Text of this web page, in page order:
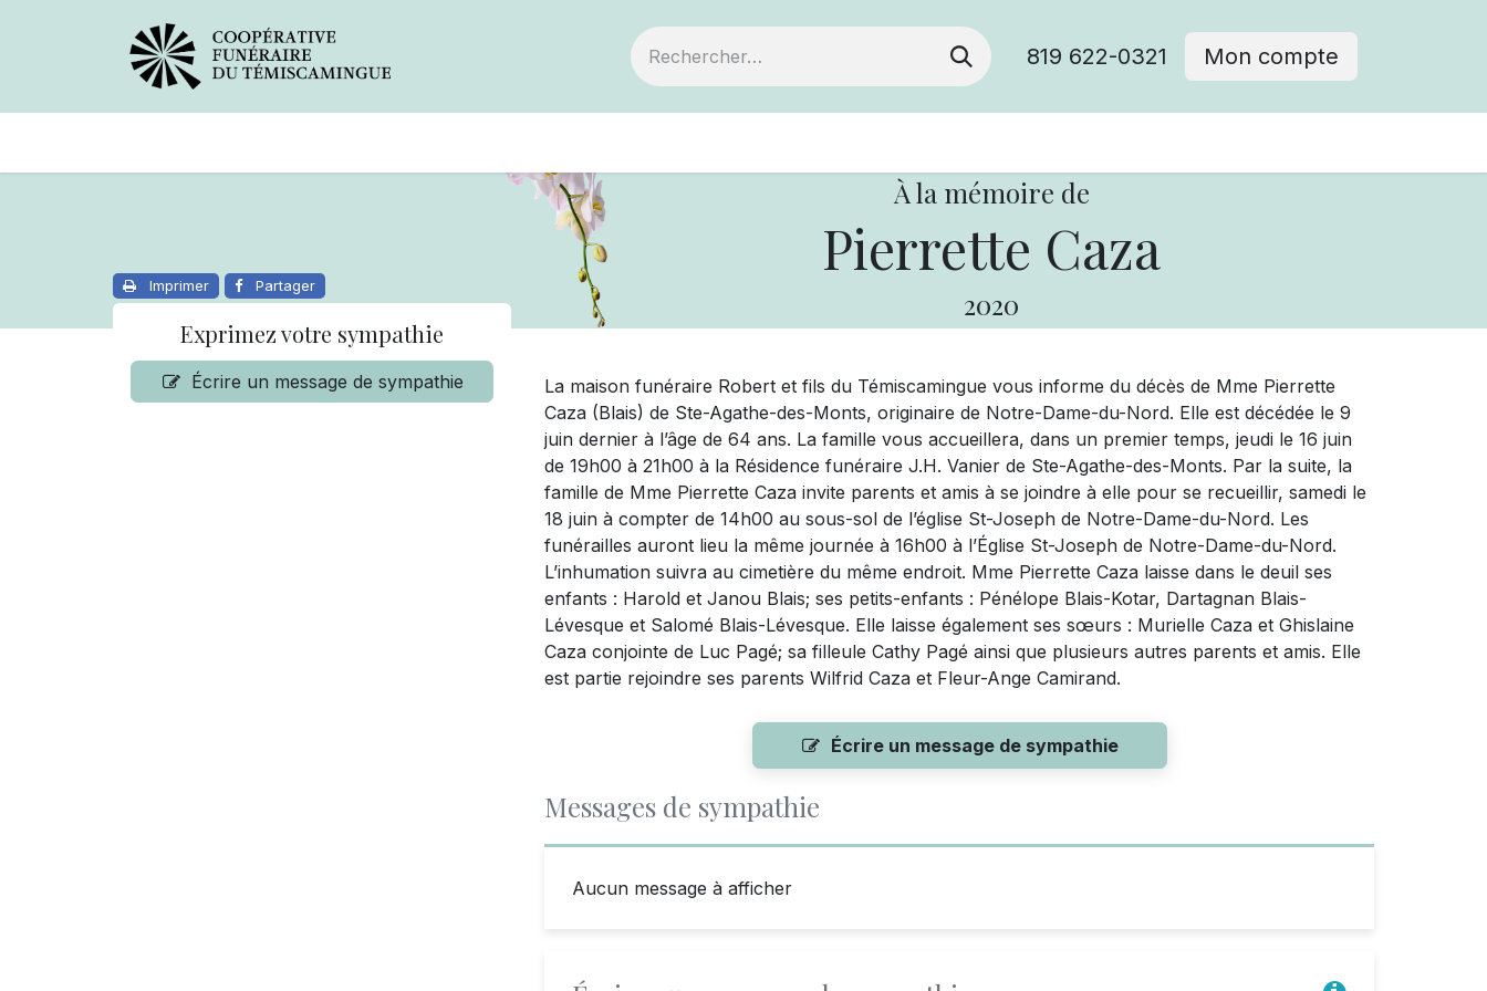
819 622-0321 Mon compte
À la mémoire de
Pierrette Caza
2020
Imprimer Partager
Exprimez votre sympathie
Écrire un message de sympathie
La maison funéraire Robert et fils du Témiscamingue vous informe du décès de Mme Pierrette
Caza (Blais) de Ste-Agathe-des-Monts, originaire de Notre-Dame-du-Nord. Elle est décédée le 9
juin dernier à l’âge de 64 ans. La famille vous accueillera, dans un premier temps, jeudi le 16 juin
de 19h00 à 21h00 à la Résidence funéraire J.H. Vanier de Ste-Agathe-des-Monts. Par la suite, la
famille de Mme Pierrette Caza invite parents et amis à se joindre à elle pour se recueillir, samedi le
18 juin à compter de 14h00 au sous-sol de l’église St-Joseph de Notre-Dame-du-Nord. Les
funérailles auront lieu la même journée à 16h00 à l’Église St-Joseph de Notre-Dame-du-Nord.
L’inhumation suivra au cimetière du même endroit. Mme Pierrette Caza laisse dans le deuil ses
enfants : Harold et Janou Blais; ses petits-enfants : Pénélope Blais-Kotar, Dartagnan Blais-
Lévesque et Salomé Blais-Lévesque. Elle laisse également ses sœurs : Murielle Caza et Ghislaine
Caza conjointe de Luc Pagé; sa filleule Cathy Pagé ainsi que plusieurs autres parents et amis. Elle
est partie rejoindre ses parents Wilfrid Caza et Fleur-Ange Camirand.
Écrire un message de sympathie
Messages de sympathie
Aucun message à afficher